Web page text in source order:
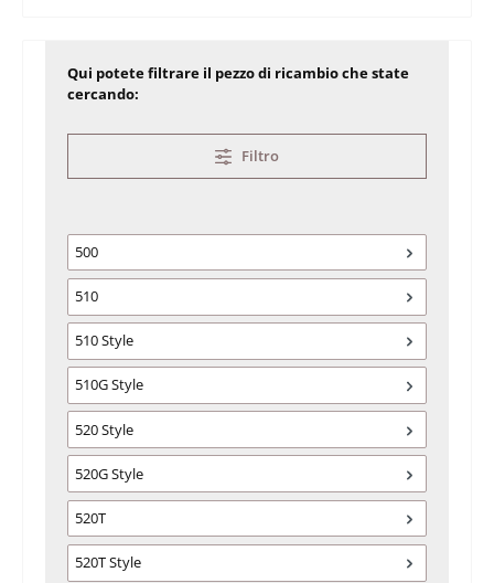
Qui potete filtrare il pezzo di ricambio che state
cercando:
Filtro
500
510
510 Style
510G Style
520 Style
520G Style
520T
520T Style